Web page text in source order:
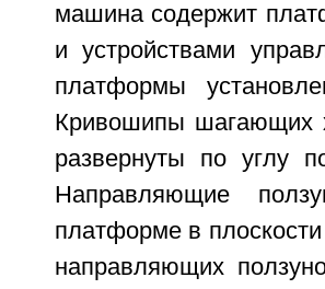
машина содержит
и устройствами
платформы
Кривошипы шагающих
развернуты по углу
Направляющие
платформе в
направляющих